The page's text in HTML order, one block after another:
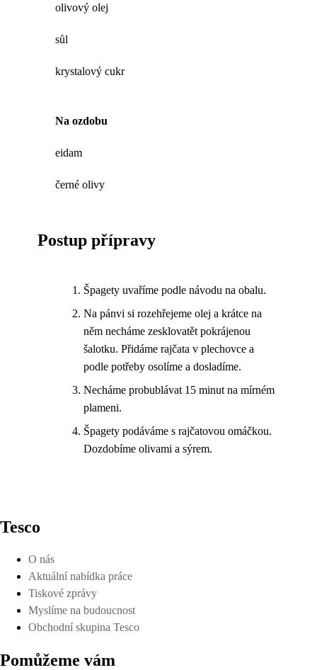
olivový olej
sůl
krystalový cukr
Na ozdobu
eidam
černé olivy
Postup přípravy
Špagety uvaříme podle návodu na obalu.
Na pánvi si rozehřejeme olej a krátce na
něm necháme zesklovatět pokrájenou
šalotku. Přidáme rajčata v plechovce a
podle potřeby osolíme a dosladíme.
Necháme probublávat 15 minut na mírném
plameni.
Špagety podáváme s rajčatovou omáčkou.
Dozdobíme olivami a sýrem.
Tesco
O nás
Aktuální nabídka práce
Tiskové zprávy
Myslíme na budoucnost
Obchodní skupina Tesco
Pomůžeme vám